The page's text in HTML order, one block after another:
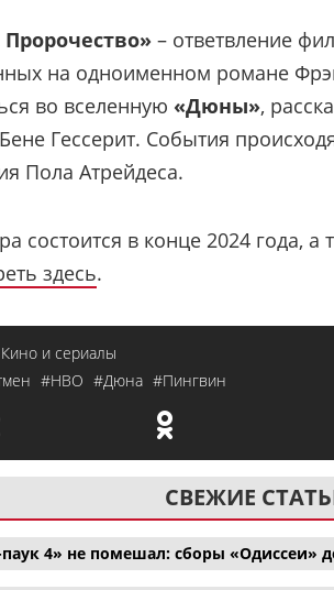
– ответвление
на одноименном романе
во вселенную «Дюны»,
Гессерит. События
Пола Атрейдеса.
состоится в конце 2024 года, а
здесь.
Кино и сериалы
#HBO #Дюна #Пингвин
СВЕЖИЕ
4» не помешал: сборы «Одиссеи»